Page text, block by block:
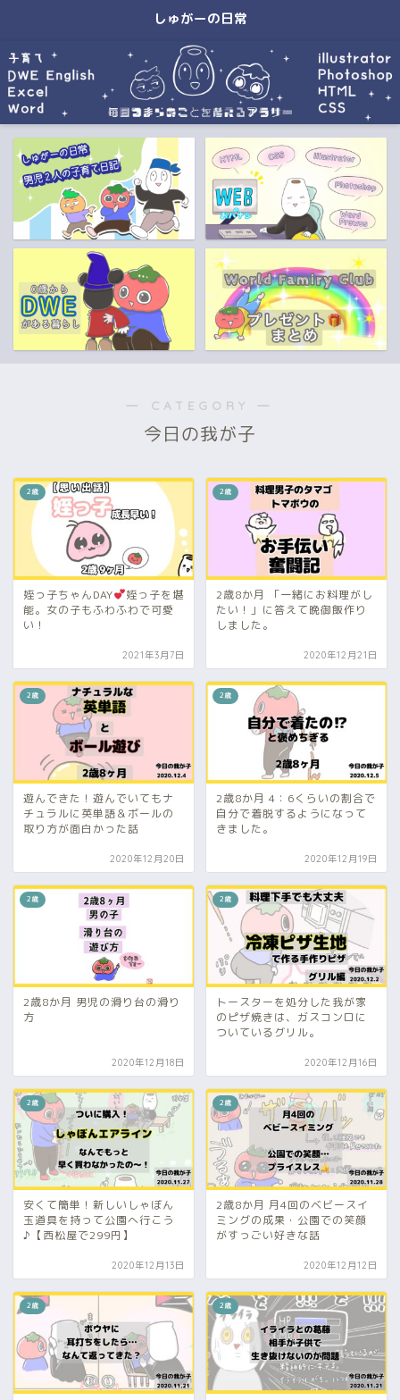
しゅがーの日常
― CATEGORY ―
今日の我が子
2歳
姪っ子ちゃんDAY
姪っ子を堪
能。女の子もふわふわで可愛
い！
2021年3月7日
2歳
2歳8か月 「一緒にお料理がし
たい！」に答えて晩御飯作り
しました。
2020年12月21日
2歳
遊んできた！遊んでいてもナ
チュラルに英単語＆ボールの
取り方が面白かった話
2020年12月20日
2歳
2歳8か月 4：6くらいの割合で
自分で着脱するようになって
きました。
2020年12月19日
2歳
2歳8か月 男児の滑り台の滑り
方
2020年12月18日
2歳
トースターを処分した我が家
のピザ焼きは、ガスコンロに
ついているグリル。
2020年12月16日
2歳
安くて簡単！新しいしゃぼん
玉道具を持って公園へ行こう
♪【西松屋で299円】
2020年12月13日
2歳
2歳8か月 月4回のベビースイ
ミングの成果・公園での笑顔
がすっごい好きな話
2020年12月12日
2歳 2歳